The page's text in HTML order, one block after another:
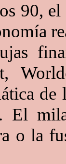
90,
de
El
o la